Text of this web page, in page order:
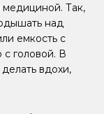
медициной. Так,
над
емкость с
с головой. В
вдохи,